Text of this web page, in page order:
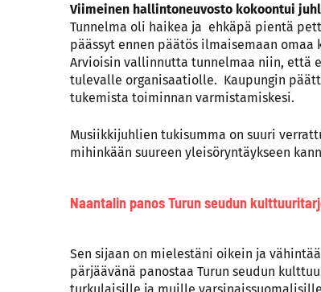
Viimeinen hallintoneuvosto kokoontui
Tunnelma oli haikea ja ehkäpä pientä
päässyt ennen päätös ilmaisemaan omaa
Arvioisin vallinnutta tunnelmaa niin, että
tulevalle organisaatiolle. Kaupungin
tukemista toiminnan varmistamiskesi.
Musiikkijuhlien tukisumma on suuri
mihinkään suureen yleisöryntäykseen
Naantalin panos Turun seudun
Sen sijaan on mielestäni oikein ja
pärjäävänä panostaa Turun seudun